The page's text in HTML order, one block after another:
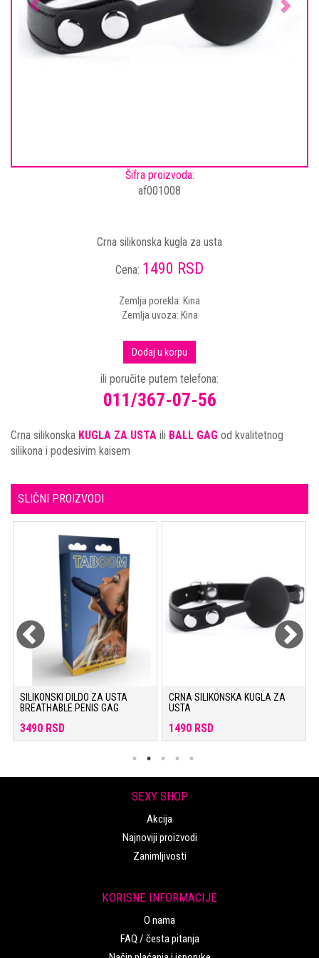
Šifra proizvoda:
af001008
Crna silikonska kugla za usta
Cena: 1490 RSD
Zemlja porekla: Kina
Zemlja uvoza: Kina
Dodaj u korpu
ili poručite putem telefona:
011/367-07-56
Crna silikonska KUGLA ZA USTA ili BALL GAG od kvalitetnog
silikona i podesivim kaisem
SLIČNI PROIZVODI
SILIKONSKI DILDO ZA USTA
BREATHABLE PENIS GAG
3490 RSD
CRNA SILIKONSKA KUGLA ZA
USTA
1490 RSD
SEXY SHOP
Akcija
Najnoviji proizvodi
Zanimljivosti
KORISNE INFORMACIJE
O nama
FAQ / česta pitanja